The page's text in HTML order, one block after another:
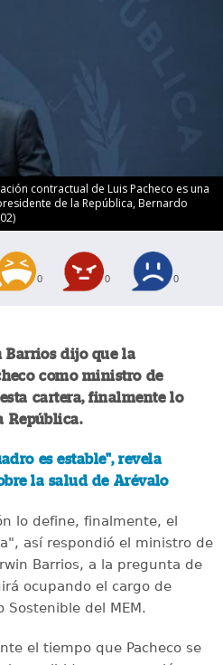
contractual de Luis Pacheco es una
de la República, Bernardo
0 0 0
Barrios dijo que la
como ministro de
cartera, finalmente lo
República.
es estable", revela
la salud de Arévalo
lo define, finalmente, el
así respondió el ministro de
Barrios, a la pregunta de
ocupando el cargo de
Sostenible del MEM.
el tiempo que Pacheco se